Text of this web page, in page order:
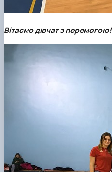
Вітаємо дівчат з перемогою!